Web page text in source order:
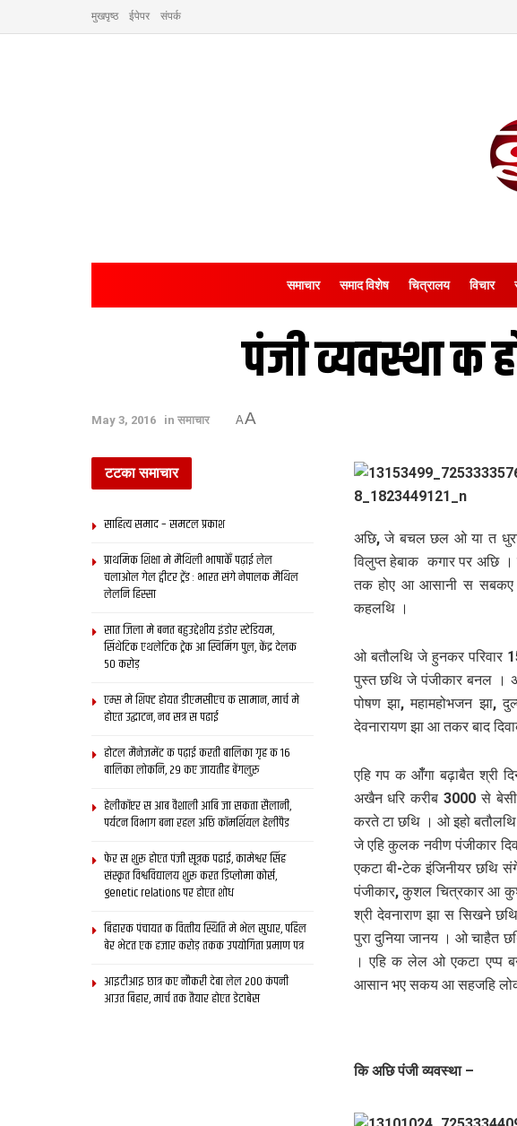
मुखपृष्ठ ईपेपर संपर्क
समाचार समाद विशेष चित्रालय विचार
पंजी व्यवस्था क
May 3, 2016 in समाचार AA
अछि, जे बचल छल ओ या त धुरा
विलुप्त हेबाक कगार पर अछि
तक होए आ आसानी स सबकए
कहलथि‍ ।
ओ बतौलथि‍ जे हुनकर परिवार
पुस्त छथि‍ जे पंजीकार बनल ।
पोषण झा, महामहोभजन झा,
देवनारायण झा आ तकर बाद
एहि गप क आँँगा बढ़ाबैत श्री
अखैन धरि करीब 3000 से
करते टा छथि‍ । ओ इहो
जे एहि कुलक नवीण पंजीकार
एकटा बी-टेक इंजिनीयर
पंजीकार, कुशल चित्रकार आ
श्री देवनाराण झा स सिखने
पुरा दुनिया जानय । ओ चाहैत
। एहि क लेल ओ एकटा एप्प
आसान भए सकय आ सहजहि
कि अछि पंजी व्यवस्था –
टटका समाचार
साहित्य समाद – समटल प्रकाश
प्राथमिक शि‍क्षा मे मैथि‍ली भाषाकेँ पढ़ाई लेल
चलाओल गेल ट्वीटर ट्रेंड : भारत संगे नेपालक मैथिल
लेलनि हिस्सा
सात जिला मे बनत बहुउद्देशीय इंडोर स्‍टेडि‍यम,
सिंथेटिक एथलेटिक ट्रेक आ स्विमिंग पुल, केंद्र देलक
50 करोड़
एम्स मे शिफ्ट होयत डीएमसीएच क सामान, मार्च मे
होएत उद्घाटन, नव सत्र स पढाई
होटल मैनेजमेंट क पढ़ाई करती बालिका गृह क 16
बालिका लोकनि, 29 कए जायतीह बेंगलुरु
हेलीकॉप्टर स आब वैशाली आबि जा सकता सैलानी,
पर्यटन विभाग बना रहल अछि कॉमर्शियल हेलीपैड
फेर स शुरू होएत पंजी सूत्रक पढाई, कामेश्वर सिंह
संस्कृत विश्वविद्यालय शुरू करत डिप्लोमा कोर्स,
genetic relations पर होएत शोध
बिहारक पंचायत क वित्‍तीय स्थिति मे भेल सुधार, पहिल
बेर भेटत एक हजार करोड़ तकक उपयोगिता प्रमाण पत्र
आइटीआइ छात्र कए नौकरी देबा लेल 200 कंपनी
आउत बिहार, मार्च तक तैयार होएत डेटाबेस